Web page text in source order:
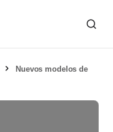
Nuevos modelos de